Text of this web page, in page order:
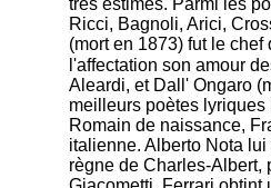
Ricci, Bagnoli, Arici,
(mort en 1873) fut le
l'affectation son amour
Aleardi, et Dall' Ongaro
meilleurs poètes
Romain de naissance,
italienne. Alberto Nota
règne de Charles-Albert,